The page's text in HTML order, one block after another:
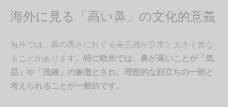
海外に見る「高い鼻」の文化的意義
海外では、鼻の高さに対する美意識が日本と大きく異な
ることがあります。 特に欧米では、鼻が高いことが「気
品」や「洗練」の象徴とされ、理想的な顔立ちの一部と
考えられることが一般的です。